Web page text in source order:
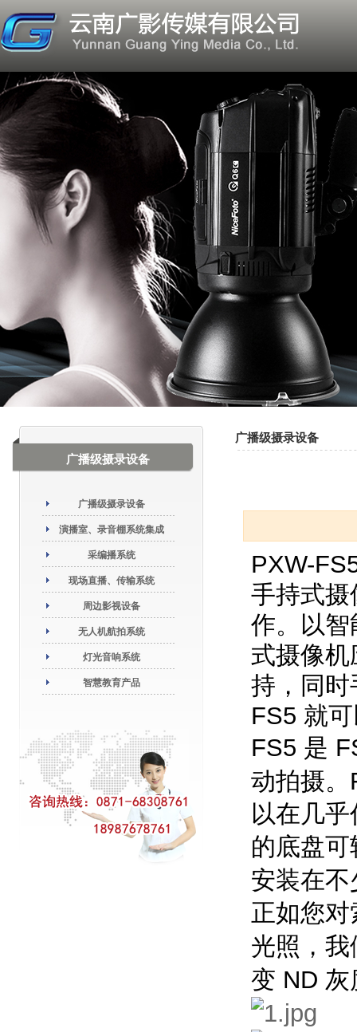
广播级摄录设备
广播级摄录设备
演播室、录音棚系统集成
采编播系统
现场直播、传输系统
周边影视设备
无人机航拍系统
灯光音响系统
智慧教育产品
广播级摄录设备
PXW-
手持式
作。以
式摄像
持，同
FS5 就
FS5 是
动拍摄。
以在几
的底盘
安装在
正如您
光照，我
变 ND 灰